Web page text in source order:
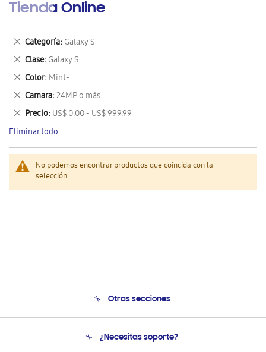
Tienda Online
No podemos encontrar productos que coincida con la
selección.
Categoría Galaxy S
Eliminar
este
artículo
Clase Galaxy S
Eliminar
este
artículo
Color Mint-
Eliminar
este
artículo
Camara 24MP o más
Eliminar
este
artículo
Precio US$ 0.00 - US$ 999.99
Eliminar
este
artículo
Eliminar todo
Otras secciones
Soporte
¿Necesitas soporte?